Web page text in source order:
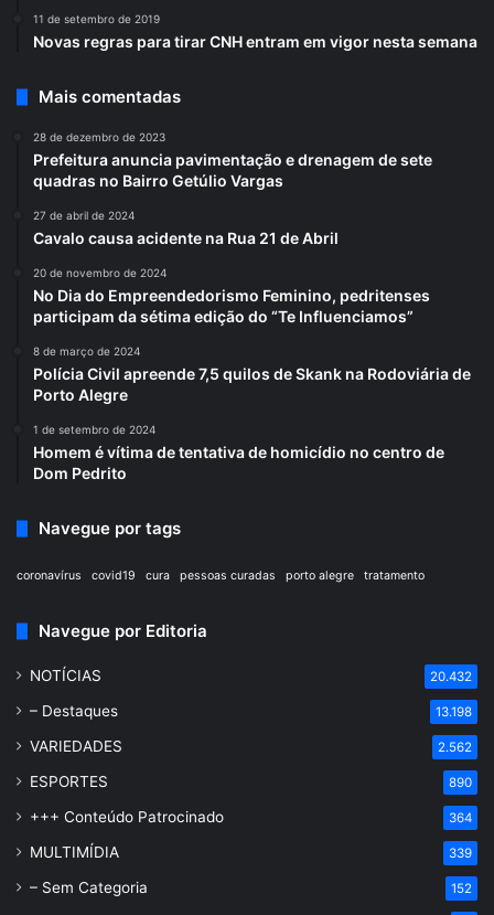
11 de setembro de 2019
Novas regras para tirar CNH entram em vigor nesta semana
Mais comentadas
28 de dezembro de 2023
Prefeitura anuncia pavimentação e drenagem de sete
quadras no Bairro Getúlio Vargas
27 de abril de 2024
Cavalo causa acidente na Rua 21 de Abril
20 de novembro de 2024
No Dia do Empreendedorismo Feminino, pedritenses
participam da sétima edição do “Te Influenciamos”
8 de março de 2024
Polícia Civil apreende 7,5 quilos de Skank na Rodoviária de
Porto Alegre
1 de setembro de 2024
Homem é vítima de tentativa de homicídio no centro de
Dom Pedrito
Navegue por tags
coronavírus covid19 cura pessoas curadas porto alegre tratamento
Navegue por Editoria
NOTÍCIAS 20.432
– Destaques 13.198
VARIEDADES 2.562
ESPORTES 890
+++ Conteúdo Patrocinado 364
MULTIMÍDIA 339
– Sem Categoria 152